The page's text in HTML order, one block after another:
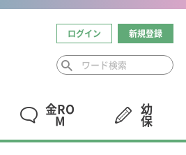
ログイン 新規登録
金RO
M
幼
保